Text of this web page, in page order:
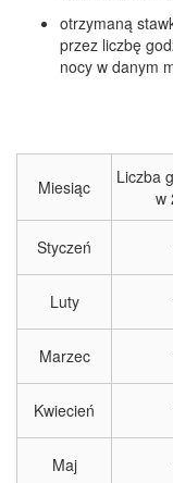
otrzymaną
przez liczbę
nocy w danym
Miesiąc
Liczba
w
Styczeń
Luty
Marzec
Kwiecień
Maj